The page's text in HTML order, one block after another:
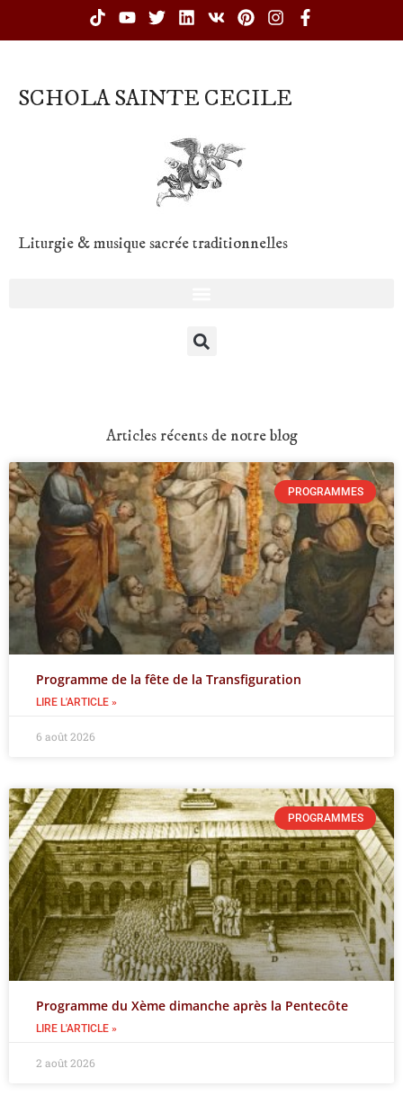
SCHOLA SAINTE CECILE
Liturgie & musique sacrée traditionnelles
Articles récents de notre blog
PROGRAMMES
Programme de la fête de la Transfiguration
LIRE L'ARTICLE »
6 août 2026
PROGRAMMES
Programme du Xème dimanche après la Pentecôte
LIRE L'ARTICLE »
2 août 2026